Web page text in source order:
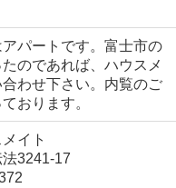
パートです。富士市の
のであれば、ハウスメ
わせ下さい。内覧のご
おります。
イト
3241-17